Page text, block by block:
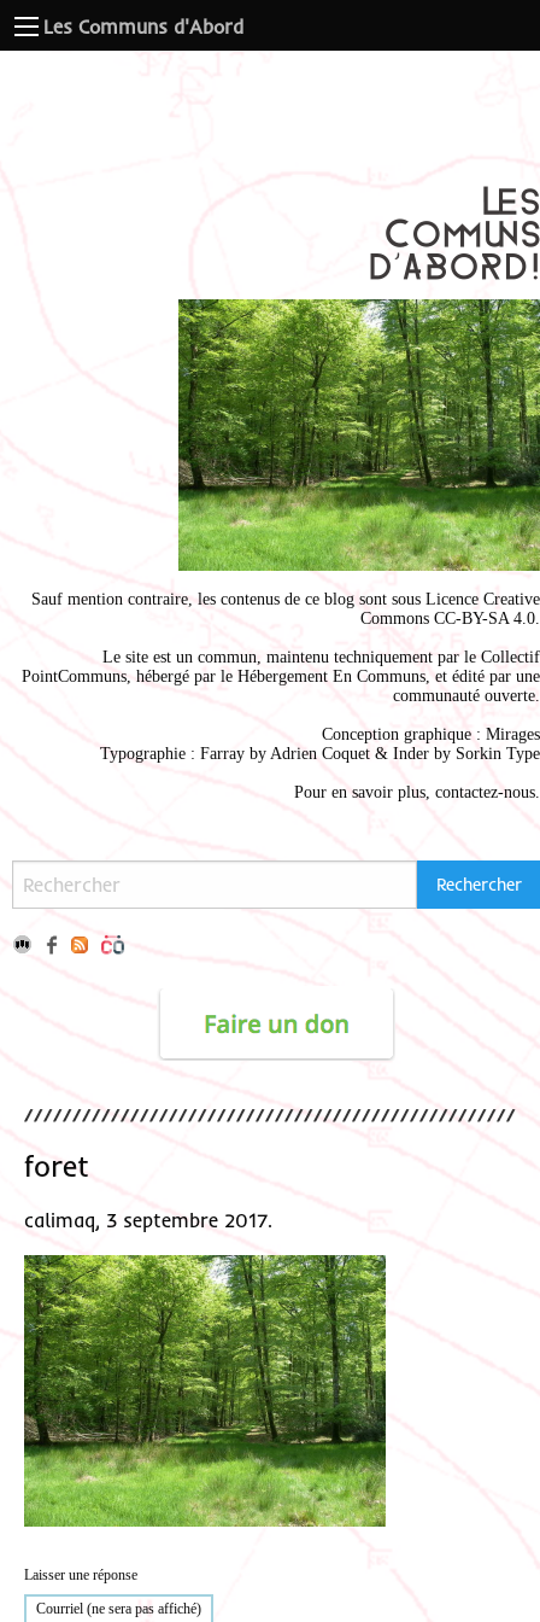
Les Communs d'Abord
Sauf mention contraire, les contenus de ce blog sont sous Licence Creative
Commons CC-BY-SA 4.0
Le site est un commun, maintenu techniquement par le Collectif
PointCommuns , hébergé par le Hébergement En Communs , et édité par une
communauté ouverte.
Conception graphique : Mirages
Typographie : Farray by Adrien Coquet & Inder by Sorkin Type
Pour en savoir plus, contactez-nous
foret
calimaq, 3 septembre 2017.
Laisser une réponse
Courriel (ne sera pas affiché)